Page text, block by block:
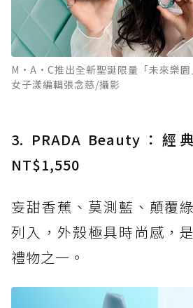
M·A·C推出全新聖誕限量「未來樂園
女子漾編輯張念慈/攝影
3. PRADA Beauty：經典
NT$1,550
妄甜香蕉、莫測藍、顛覆
列入，外殼極具時尚感，
禮物之一。